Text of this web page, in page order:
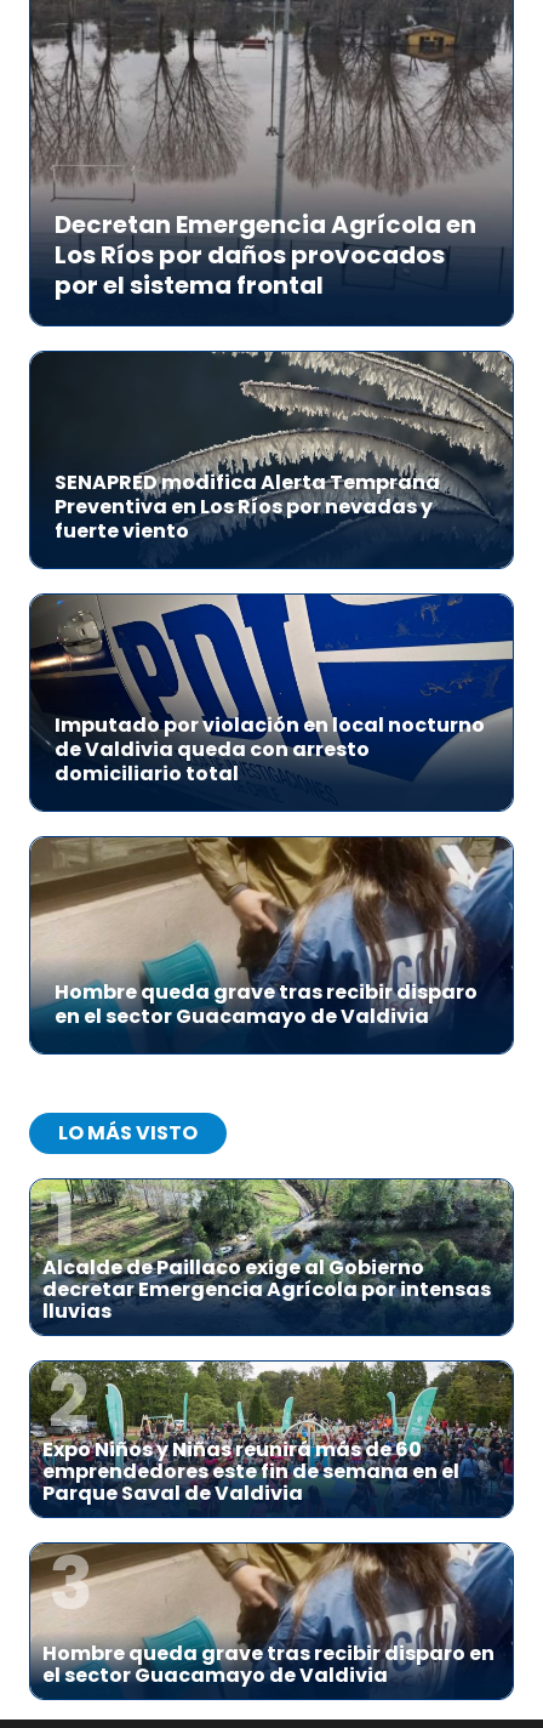
Decretan Emergencia Agrícola en
Los Ríos por daños provocados
por el sistema frontal
SENAPRED modifica Alerta Temprana
Preventiva en Los Ríos por nevadas y
fuerte viento
Imputado por violación en local nocturno
de Valdivia queda con arresto
domiciliario total
Hombre queda grave tras recibir disparo
en el sector Guacamayo de Valdivia
LO MÁS VISTO
1
Alcalde de Paillaco exige al Gobierno
decretar Emergencia Agrícola por intensas
lluvias
2
Expo Niños y Niñas reunirá más de 60
emprendedores este fin de semana en el
Parque Saval de Valdivia
3
Hombre queda grave tras recibir disparo en
el sector Guacamayo de Valdivia